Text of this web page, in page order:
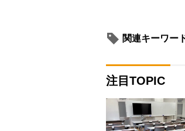
関連キーワー
注目TOPIC